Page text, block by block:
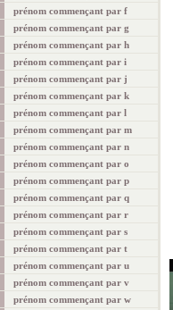
prénom commençant par f
prénom commençant par g
prénom commençant par h
prénom commençant par i
prénom commençant par j
prénom commençant par k
prénom commençant par l
prénom commençant par m
prénom commençant par n
prénom commençant par o
prénom commençant par p
prénom commençant par q
prénom commençant par r
prénom commençant par s
prénom commençant par t
prénom commençant par u
prénom commençant par v
prénom commençant par w